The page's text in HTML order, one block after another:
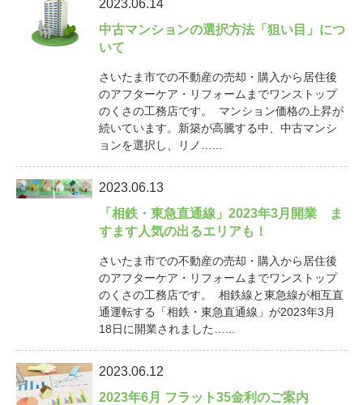
2023.06.14
中古マンションの選択方法「狙い目」につ
いて
さいたま市での不動産の売却・購入から居住後
のアフターケア・リフォームまでワンストップ
のくさの工務店です。 マンション価格の上昇が
続いています。新築が高騰する中、中古マンシ
ョンを選択し、リノ…...
2023.06.13
「相鉄・東急直通線」2023年3月開業 ま
すます人気の出るエリアも！
さいたま市での不動産の売却・購入から居住後
のアフターケア・リフォームまでワンストップ
のくさの工務店です。 相鉄線と東急線が相互直
通運転する「相鉄・東急直通線」が2023年3月
18日に開業されました…...
2023.06.12
2023年6月 フラット35金利のご案内